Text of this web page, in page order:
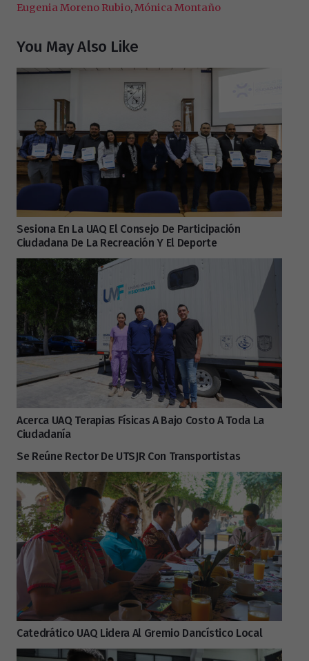
Eugenia Moreno Rubio,Mónica Montaño
You May Also Like
Sesiona En La UAQ El Consejo De Participación
Ciudadana De La Recreación Y El Deporte
Acerca UAQ Terapias Físicas A Bajo Costo A Toda La
Ciudadanía
Se Reúne Rector De UTSJR Con Transportistas
Catedrático UAQ Lidera Al Gremio Dancístico Local